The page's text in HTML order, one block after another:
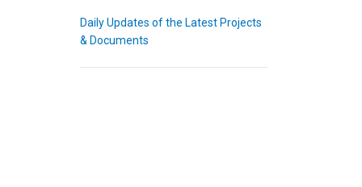
Daily Updates of the Latest Projects
& Documents